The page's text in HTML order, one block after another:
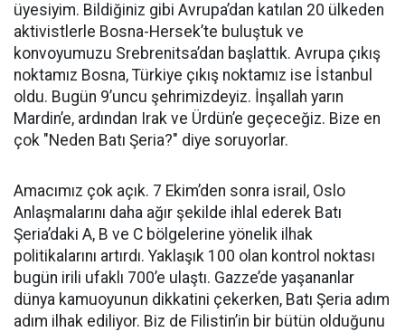
üyesiyim. Bildiğiniz gibi Avrupa’dan katılan 20 ülkeden
aktivistlerle Bosna-Hersek’te buluştuk ve
konvoyumuzu Srebrenitsa’dan başlattık. Avrupa çıkış
noktamız Bosna, Türkiye çıkış noktamız ise İstanbul
oldu. Bugün 9’uncu şehrimizdeyiz. İnşallah yarın
Mardin’e, ardından Irak ve Ürdün’e geçeceğiz. Bize en
çok "Neden Batı Şeria?" diye soruyorlar.
Amacımız çok açık. 7 Ekim’den sonra israil, Oslo
Anlaşmalarını daha ağır şekilde ihlal ederek Batı
Şeria’daki A, B ve C bölgelerine yönelik ilhak
politikalarını artırdı. Yaklaşık 100 olan kontrol noktası
bugün irili ufaklı 700’e ulaştı. Gazze’de yaşananlar
dünya kamuoyunun dikkatini çekerken, Batı Şeria adım
adım ilhak ediliyor. Biz de Filistin’in bir bütün olduğunu